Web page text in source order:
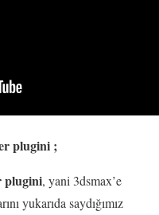
plugini ;
plugini, yani 3dsmax’e
yukarıda saydığımız